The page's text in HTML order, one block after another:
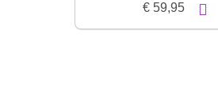
€ 59,95